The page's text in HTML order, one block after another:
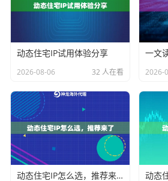
提供商，分配给普通家庭用户，因
难以被网站或平台的风控系统识别
要高匿名和真实地理位置的业务，
效避免因IP被滥用而导致的连带封禁
2. 覆盖范围与地理位置：你的业务
的IP？一家优秀的动态代理IP服务商
覆盖，例如覆盖200+国家/地区。这
动态住宅IP试用体验分享
2026-08-06 32 人在看
一文
2026-
动态住宅IP怎么选，推荐来了 动态